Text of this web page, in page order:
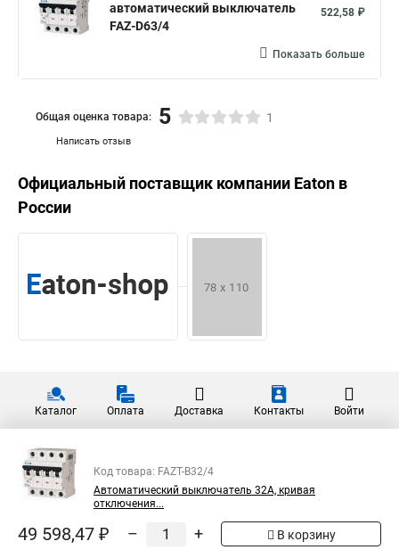
автоматический выключатель
FAZ-D63/4
522,58 ₽
Показать больше
Написать отзыв
Общая оценка товара: 5 1
Официальный поставщик компании Eaton в
России
Каталог Оплата Доставка Контакты Войти
Код товара: FAZT-B32/4
Автоматический выключатель 32А, кривая
отключения...
49 598,47 ₽ – + В корзину